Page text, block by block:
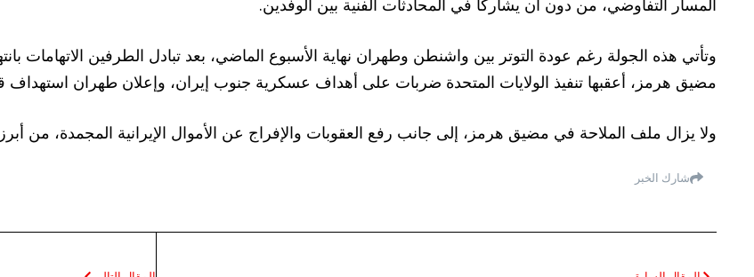
وتأتي هذه الجولة رغم عودة التوتر بين واشنطن وطهران نهاية الأسبوع الماضي، بعد تبادل الطرفين
مضيق هرمز، أعقبها تنفيذ الولايات المتحدة ضربات على أهداف عسكرية جنوب إيران، وإعلان طهران
ولا يزال ملف الملاحة في مضيق هرمز، إلى جانب رفع العقوبات والإفراج عن الأموال الإيرانية المجمدة، من
شارك الخبر